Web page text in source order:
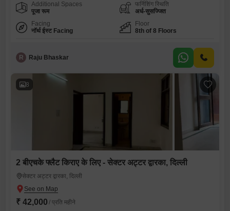
Additional Spaces
पूजा रूम
फर्निशिंग स्थिति
अर्ध-सुसज्जित
Facing
नॉर्थ ईस्ट Facing
Floor
8th of 8 Floors
R Raju Bhaskar
8
2 बीएचके फ्लैट किराए के लिए - सेक्टर अट्टर द्वारका, दिल्ली
सेक्टर अट्टर द्वारका, दिल्ली
₹ 42,000 / प्रति महीने